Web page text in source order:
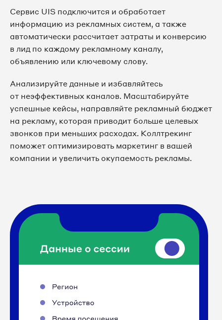
Сервис UIS подключится и обработает
информацию из рекламных систем, а также
автоматически рассчитает затраты и конверсию
в лид по каждому рекламному каналу,
объявлению или ключевому слову.
Анализируйте данные и избавляйтесь
от неэффективных каналов. Масштабируйте
успешные кейсы, направляйте рекламный бюджет
на рекламу, которая приводит больше целевых
звонков при меньших расходах. Коллтрекинг
поможет оптимизировать маркетинг в вашей
компании и увеличить окупаемость рекламы.